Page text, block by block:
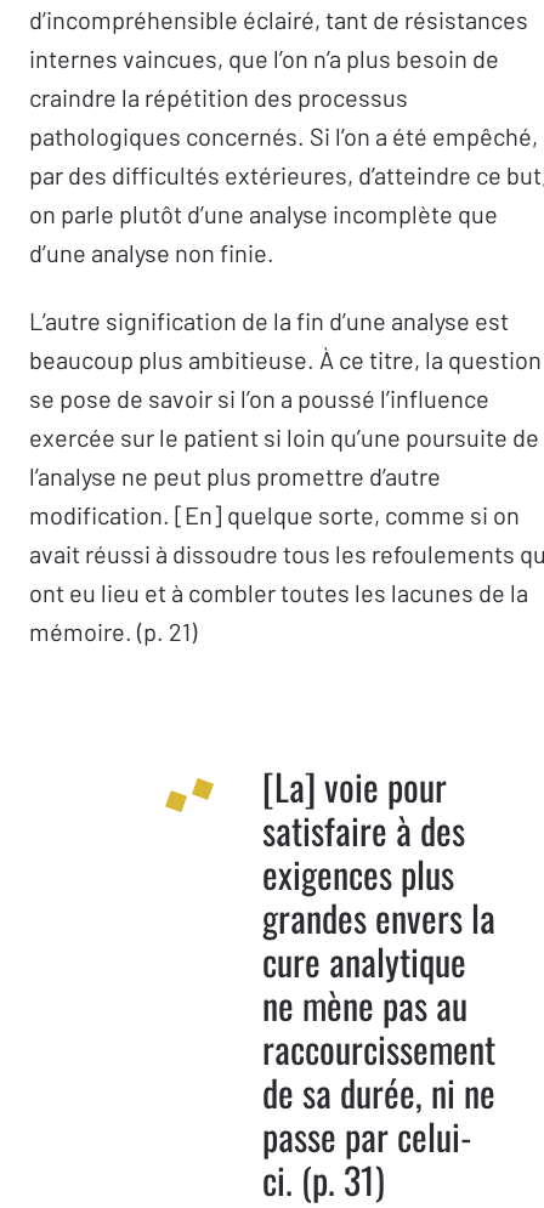
d’incompréhensible éclairé, tant de résistances
internes vaincues, que l’on n’a plus besoin de
craindre la répétition des processus
pathologiques concernés. Si l’on a été empêché,
par des difficultés extérieures, d’atteindre ce
on parle plutôt d’une analyse incomplète que
d’une analyse non finie.
L’autre signification de la fin d’une analyse est
beaucoup plus ambitieuse. À ce titre, la question
se pose de savoir si l’on a poussé l’influence
exercée sur le patient si loin qu’une poursuite de
l’analyse ne peut plus promettre d’autre
modification. [En] quelque sorte, comme si on
avait réussi à dissoudre tous les refoulements
ont eu lieu et à combler toutes les lacunes de la
mémoire. (p. 21)
[La] voie pour
satisfaire à des
exigences plus
grandes envers la
cure analytique
ne mène pas au
raccourcissement
de sa durée, ni ne
passe par celui-
ci. (p. 31)